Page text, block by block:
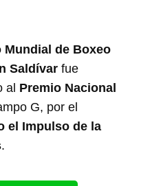
Mundial de Boxeo
Saldívar fue
al Premio Nacional
G, por el
el Impulso de la
.